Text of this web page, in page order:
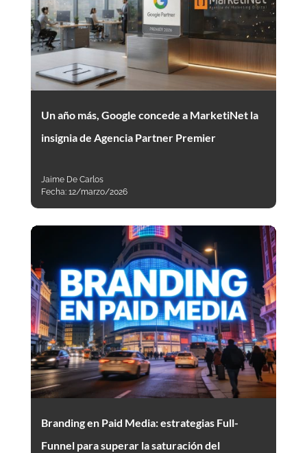
Un año más, Google concede a MarketiNet la
insignia de Agencia Partner Premier
Jaime De Carlos
Fecha: 12/marzo/2026
Branding en Paid Media: estrategias Full-
Funnel para superar la saturación del